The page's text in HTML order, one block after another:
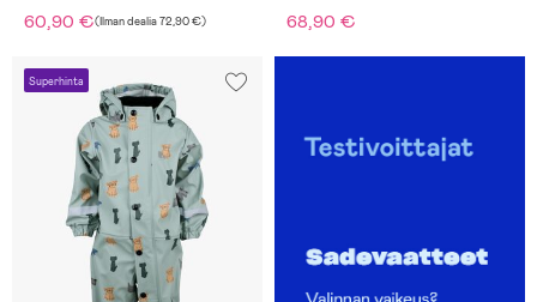
60,90 €(Ilman dealia72,90 €) 68,90 €
Superhinta